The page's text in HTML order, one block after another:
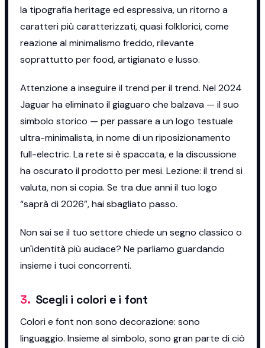
la tipografia heritage ed espressiva, un ritorno a
caratteri più caratterizzati, quasi folklorici, come
reazione al minimalismo freddo, rilevante
soprattutto per food, artigianato e lusso.
Attenzione a inseguire il trend per il trend. Nel 2024
Jaguar ha eliminato il giaguaro che balzava — il suo
simbolo storico — per passare a un logo testuale
ultra-minimalista, in nome di un riposizionamento
full-electric. La rete si è spaccata, e la discussione
ha oscurato il prodotto per mesi. Lezione: il trend si
valuta, non si copia. Se tra due anni il tuo logo
“saprà di 2026”, hai sbagliato passo.
Non sai se il tuo settore chiede un segno classico o
un'identità più audace? Ne parliamo guardando
insieme i tuoi concorrenti.
3. Scegli i colori e i font
Colori e font non sono decorazione: sono
linguaggio. Insieme al simbolo, sono gran parte di ciò